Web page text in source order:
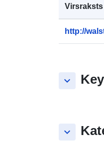
Virsraksts
http://
keyboard_arrow_down
keyboard_arrow_down